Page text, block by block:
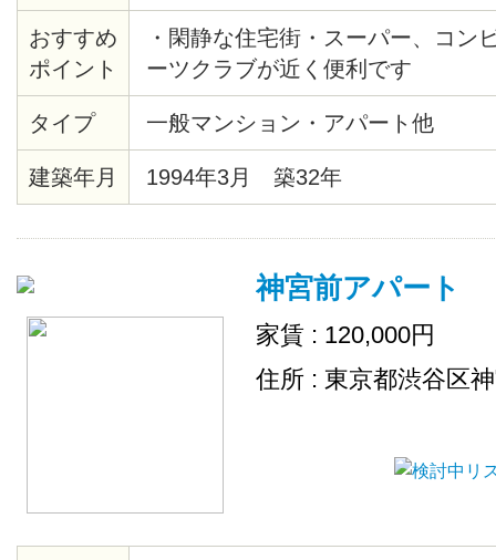
おすすめ
ポイント
・閑静な住宅街・スーパー、コン
ーツクラブが近く便利です
タイプ 一般マンション・アパート他
建築年月 1994年3月 築32年
神宮前アパート
家賃 : 120,000円
住所 : 東京都渋谷区